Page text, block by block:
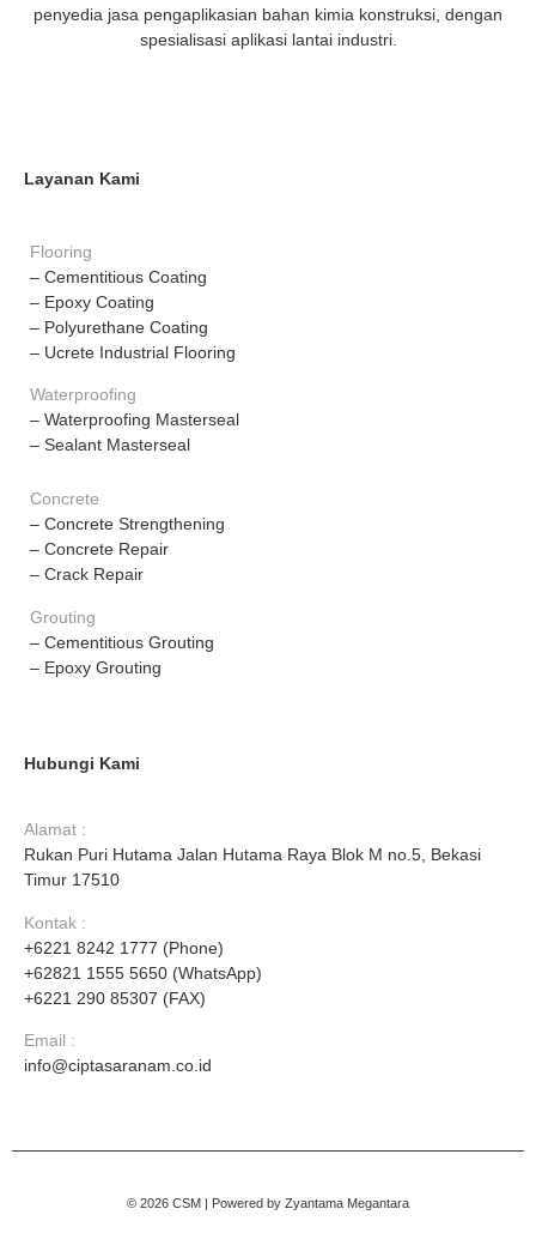
penyedia jasa pengaplikasian bahan kimia konstruksi, dengan
spesialisasi aplikasi lantai industri.
Layanan Kami
Flooring
– Cementitious Coating
– Epoxy Coating
– Polyurethane Coating
– Ucrete Industrial Flooring
Waterproofing
– Waterproofing Masterseal
– Sealant Masterseal
Concrete
– Concrete Strengthening
– Concrete Repair
– Crack Repair
Grouting
– Cementitious Grouting
– Epoxy Grouting
Hubungi Kami
Alamat :
Rukan Puri Hutama Jalan Hutama Raya Blok M no.5, Bekasi
Timur 17510
Kontak :
+6221 8242 1777 (Phone)
+62821 1555 5650 (WhatsApp)
+6221 290 85307 (FAX)
Email :
info@ciptasaranam.co.id
© 2026 CSM | Powered by Zyantama Megantara